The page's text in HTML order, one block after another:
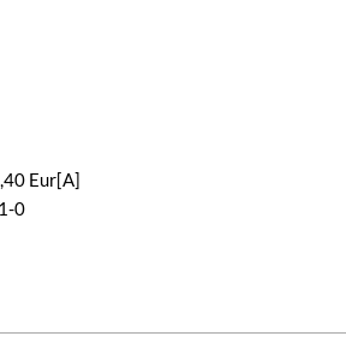
Eur[A]
0